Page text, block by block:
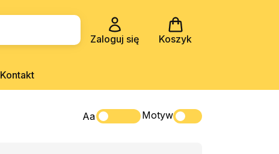
Zaloguj się Koszyk
Kontakt
Aa Motyw